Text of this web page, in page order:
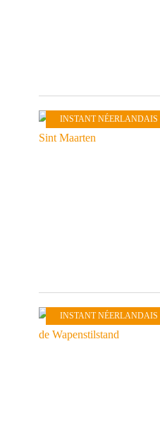
INSTANT NÉERLANDAIS
INSTANT NÉERLANDAIS